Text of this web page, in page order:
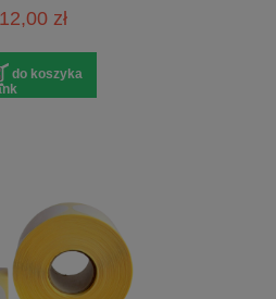
12,00 zł
do koszyka